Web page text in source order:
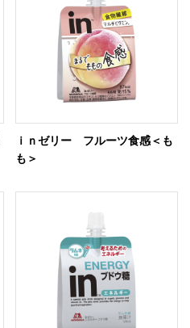
ｉｎゼリー フルーツ食感＜も
も＞